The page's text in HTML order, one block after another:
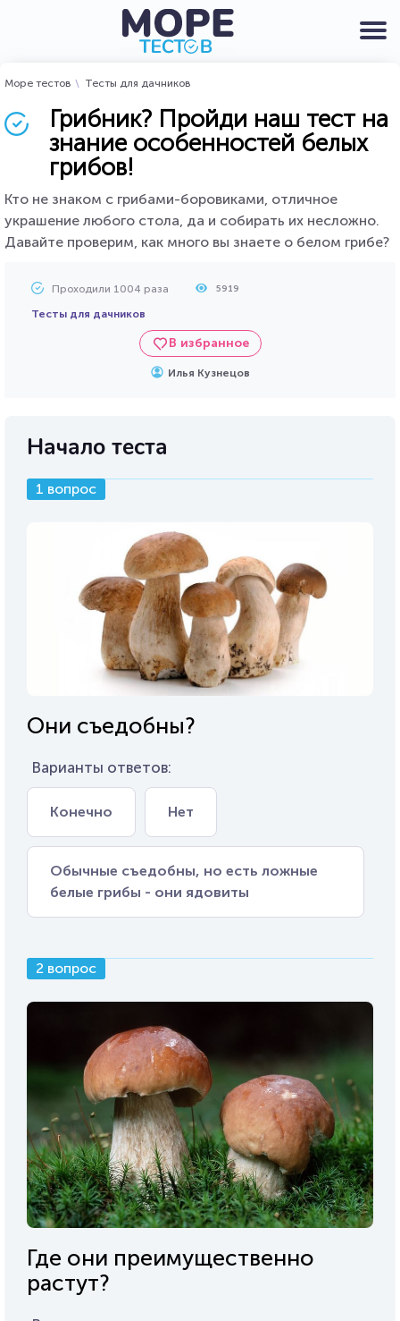
Море тестов Тесты для дачников
Грибник? Пройди наш тест на
знание особенностей белых
грибов!
Кто не знаком с грибами-боровиками, отличное
украшение любого стола, да и собирать их несложно.
Давайте проверим, как много вы знаете о белом грибе?
Проходили 1004 раза 5919
Тесты для дачников
В избранное
Илья Кузнецов
Начало теста
1 вопрос
Они съедобны?
Варианты ответов:
Конечно Нет
Обычные съедобны, но есть ложные
белые грибы - они ядовиты
2 вопрос
Где они преимущественно
растут?